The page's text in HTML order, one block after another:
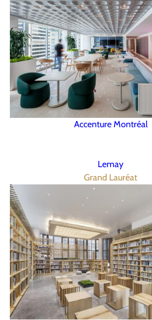
Accenture Montréal
Lemay
Grand Lauréat